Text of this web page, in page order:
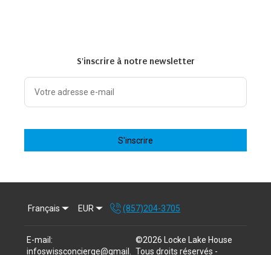
S'inscrire à notre newsletter
S'inscrire
Français EUR (857)204-3705
E-mail :
infoswissconcierge@gmail.
©2026
Locke Lake House
Tous droits réservés -